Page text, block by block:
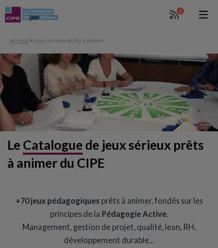
1
Accueil > Jeux sérieux prêts à animer
Le Catalogue de jeux sérieux prêts
à animer du CIPE
+70 jeux pédagogiques prêts à animer, fondés sur les
principes de la Pédagogie Active.
Management, gestion de projet, qualité, lean, RH,
développement durable…